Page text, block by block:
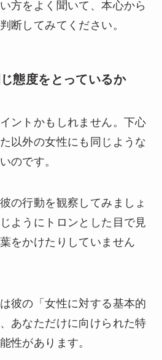
方をよく聞いて、本心から
断してみてください。
態度をとっているか
ントかもしれません。下心
以外の女性にも同じような
のです。
の行動を観察してみましょ
ようにトロンとした目で見
をかけたりしていません
彼の「女性に対する基本的
あなただけに向けられた特
性があります。